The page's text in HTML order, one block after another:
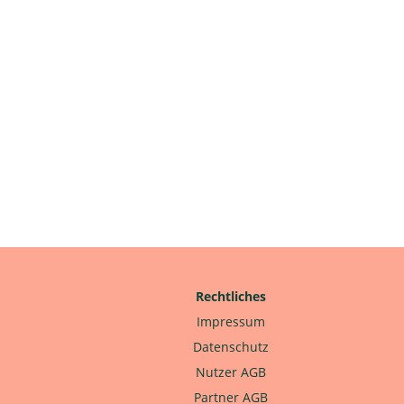
Rechtliches
Impressum
Datenschutz
Nutzer AGB
Partner AGB